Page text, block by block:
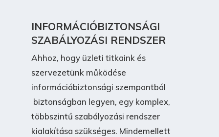
INFORMÁCIÓBIZTONSÁGI
SZABÁLYOZÁSI RENDSZER
Ahhoz, hogy üzleti titkaink és
szervezetünk működése
információbiztonsági szempontból
biztonságban legyen, egy komplex,
többszintű szabályozási rendszer
kialakítása szükséges. Mindemellett